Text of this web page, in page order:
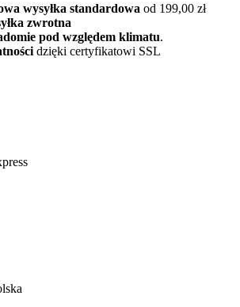
wysyłka standardowa od 199,00 zł
zwrotna
pod względem klimatu.
dzięki certyfikatowi SSL